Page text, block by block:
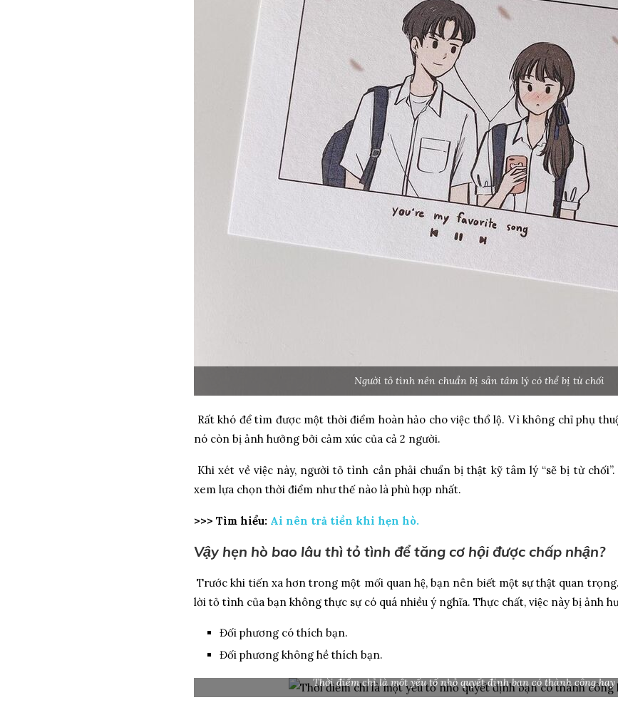
Người tỏ tình nên chuẩn bị sẵn tâm lý có thể bị từ chối
Rất khó để tìm được một thời điểm hoàn hảo cho việc thổ lộ. Vì không chỉ phụ
nó còn bị ảnh hưởng bởi cảm xúc của cả 2 người.
Khi xét về việc này, người tỏ tình cần phải chuẩn bị thật kỹ tâm lý “sẽ bị từ
xem lựa chọn thời điểm như thế nào là phù hợp nhất.
>>> Tìm hiểu: Ai nên trả tiền khi hẹn hò.
Vậy hẹn hò bao lâu thì tỏ tình để tăng cơ hội được chấp nhận?
Trước khi tiến xa hơn trong một mối quan hệ, bạn nên biết một sự thật quan
lời tỏ tình của bạn không thực sự có quá nhiều ý nghĩa. Thực chất, việc này bị ảnh
Đối phương có thích bạn.
Đối phương không hề thích bạn.
Thời điểm chỉ là một yếu tố nhỏ quyết định bạn có thành công hay